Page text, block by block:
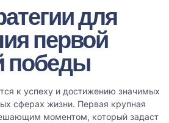
для
первой
победы
к успеху и достижению значимых
сферах жизни. Первая крупная
моментом, который задаст